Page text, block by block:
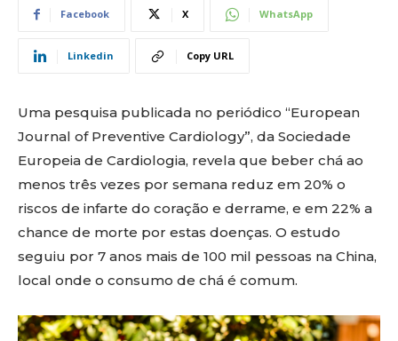
Facebook X WhatsApp
Linkedin Copy URL
Uma pesquisa publicada no periódico “European
Journal of Preventive Cardiology”, da Sociedade
Europeia de Cardiologia, revela que beber chá ao
menos três vezes por semana reduz em 20% o
riscos de infarte do coração e derrame, e em 22% a
chance de morte por estas doenças. O estudo
seguiu por 7 anos mais de 100 mil pessoas na China,
local onde o consumo de chá é comum.